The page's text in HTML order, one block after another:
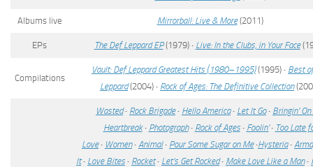
Albums live Mirrorball: Live & More (2011)
EPs The Def Leppard EP (1979) · Live: In the Clubs, in Your Face
Compilations
Vault: Def Leppard Greatest Hits (1980–1995) (1995) · Best
Leppard (2004) · Rock of Ages: The Definitive Collection
Wasted · Rock Brigade · Hello America · Let It Go · Bringin’
Heartbreak · Photograph · Rock of Ages · Foolin’ · Too Late
Love · Women · Animal · Pour Some Sugar on Me ·Hysteria ·
It · Love Bites · Rocket · Let’s Get Rocked · Make Love Like a Man ·